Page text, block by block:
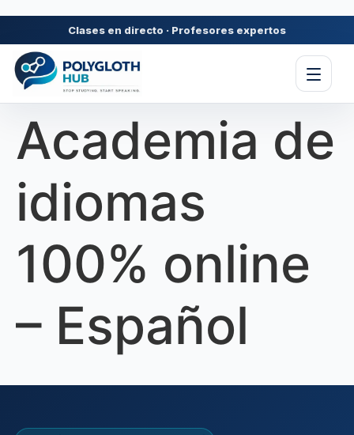
contenido
Clases en directo · Profesores expertos
Academia de
idiomas
100% online
– Español